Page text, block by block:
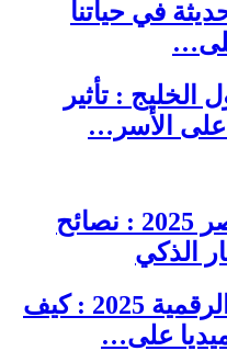
في حياتنا
الخليج : تأثير
على الأسر…
العقارات في مصر 2025 : نصائح
الذكي
الصحة النفسية الرقمية 2025 : كيف
على…